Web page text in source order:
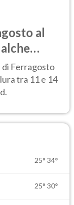
al
di Ferragosto
tra 11 e 14
25° 34°
25° 30°